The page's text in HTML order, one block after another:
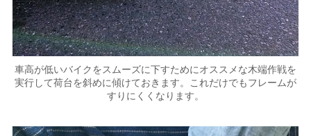
車高が低いバイクをスムーズに下すためにオススメな木端作戦を
実行して荷台を斜めに傾けておきます。これだけでもフレームが
すりにくくなります。